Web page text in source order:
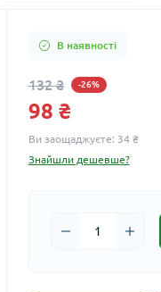
В наявності
132 ₴ -26%
98 ₴
Ви заощаджуєте: 34 ₴
Знайшли дешевше?